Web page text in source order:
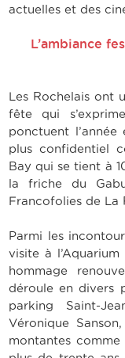
actuelles et des
L’ambiance
Les Rochelais ont
fête qui
ponctuent l’année
plus confidentiel
Bay qui se tient à
la friche du
Francofolies de La
Parmi les
visite à
hommage
déroule en divers
parking Saint-
Véronique
montantes